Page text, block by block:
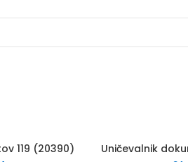
119 (20390) 60
Uničevalnik